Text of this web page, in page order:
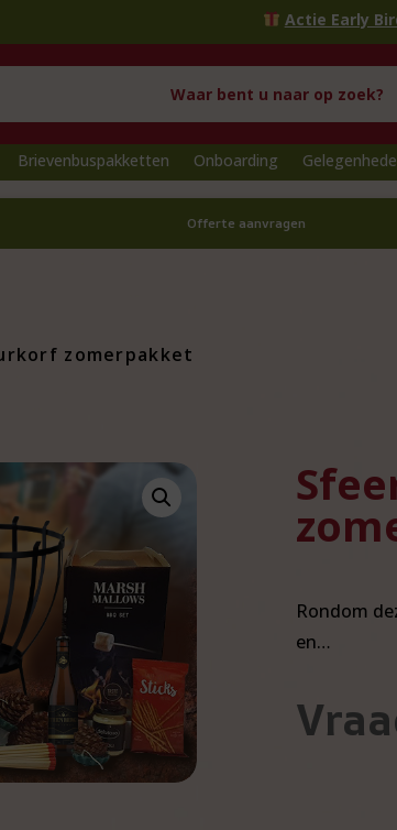
Actie Early BirdBestel voor1
Brievenbuspakketten Onboarding
Offerte aanvragen
zomerpakket
Rondom
en…